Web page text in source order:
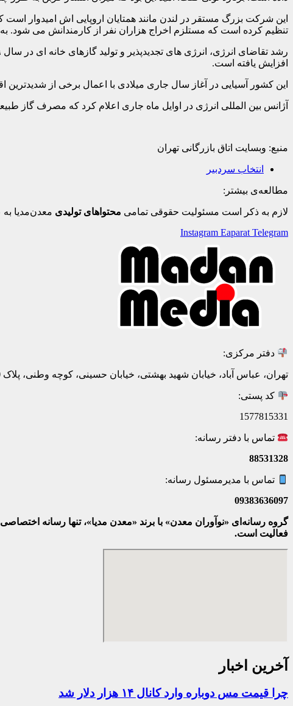
تنظیم کرده است که مستلزم اخراج هزاران نفر از کارمندانش می شود.
افزایش یافته است.
این کشور آسیایی در آغاز سال جاری میلادی با اعمال برخی از
آژانس بین المللی انرژی در اوایل ماه جاری اعلام کرد که مصرف گاز طبیعی امسال ۴ درصد کاهش یافته است که بزرگترین افت در تقاضای
منبع: وبسایت اتاق بازرگانی تهران
انتخاب سردبیر
مطالعه‌ی بیشتر:
لازم به ذکر است مسئولیت حقوقی تمامی محتواهای تولیدی معدن‌مدیا
Instagram Eaparat Telegram
دفتر مرکزی:
تهران، عباس آباد، خیابان شهید بهشتی، خیابان حسینی، کوچه وطنی، پلاک 20، طبقه 4
کد پستی:
1577815331
تماس با دفتر رسانه:
88531328
تماس با مدیرمسئول رسانه:
09383636097
گروه رسانه‌ای «نوآوران معدن» با برند «معدن مدیا»، تنها رسانه
فعالیت است.
آخرین اخبار
چرا قیمت مس دوباره وارد کانال ۱۴ هزار دلار شد